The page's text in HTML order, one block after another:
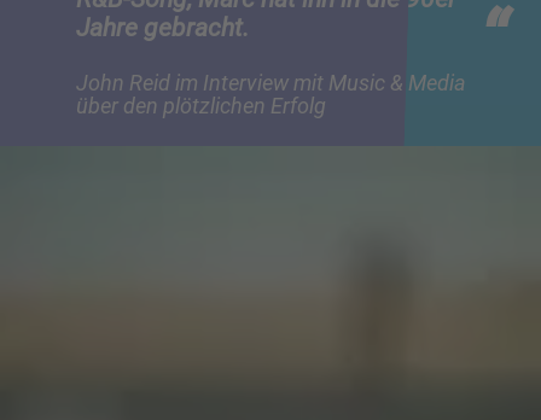
Jahre gebracht.
John Reid im Interview mit Music & Media
über den plötzlichen Erfolg